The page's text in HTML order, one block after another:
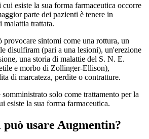
esiste la sua forma farmaceutica occorre
parte dei pazienti è tenere in
trattata.
sintomi come una rottura, un
disulfiram (pari a una lesioni), un'erezione
una storia di malattie del S. N. E.
e morbo di Zollinger-Ellison),
di marcateza, perdite o contratture.
solo come trattamento per la
esiste la sua forma farmaceutica.
può usare Augmentin?